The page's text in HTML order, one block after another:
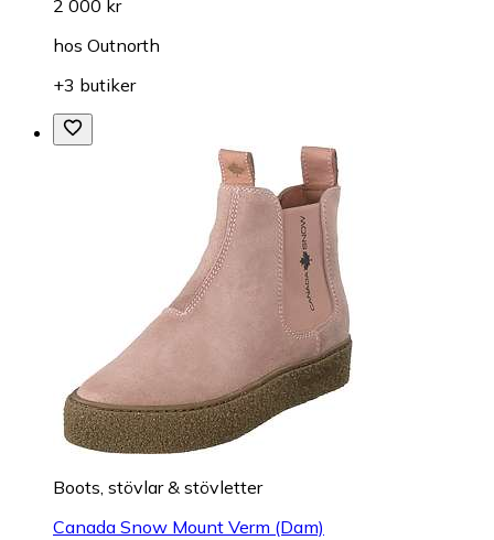
2 000 kr
hos Outnorth
+3 butiker
Boots, stövlar & stövletter
Canada Snow Mount Verm (Dam)